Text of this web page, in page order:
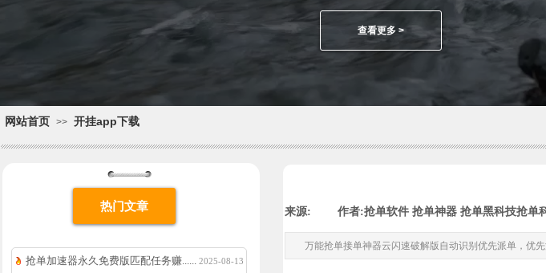
查看更多 >
网站首页 >> 开挂app下载
抢单加速器永久免费版匹配任务赚...... 2025-08-13
热门文章 来源: 作者:抢单软件 抢单神器 抢单黑科技抢单
万能抢单接单神器云闪速破解版自动识别优先派单，优